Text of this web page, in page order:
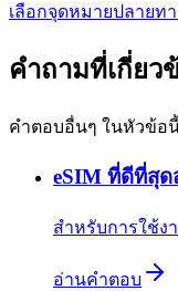
เลือกจุดหมายปลายทา
คำถามที่เกี่ยว
คำตอบอื่นๆ ในหัวข้อ
eSIM ที่ดีที่สุด
สำหรับการใช้ง
อ่านคำตอบ